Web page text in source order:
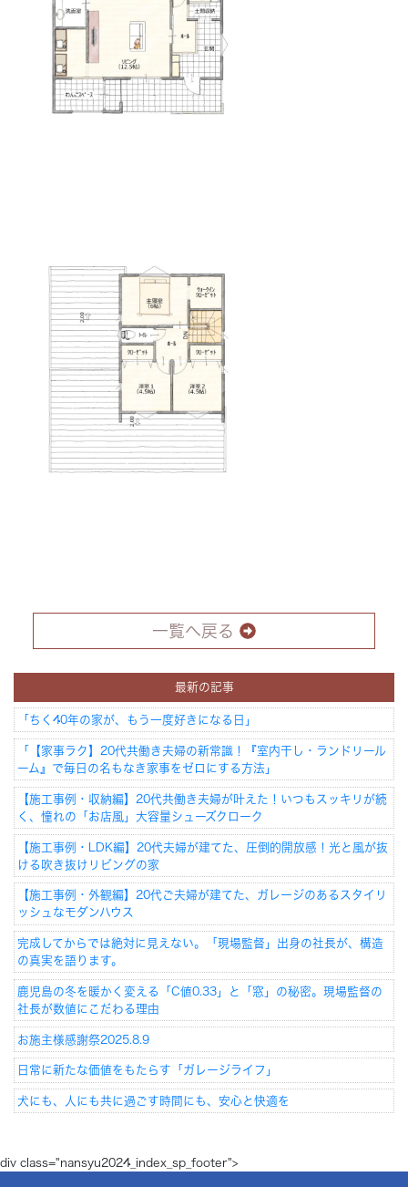
一覧へ戻る
最新の記事
「ちく40年の家が、もう一度好きになる日」
「【家事ラク】20代共働き夫婦の新常識！『室内干し・ランドリール
ーム』で毎日の名もなき家事をゼロにする方法」
【施工事例・収納編】20代共働き夫婦が叶えた！いつもスッキリが続
く、憧れの「お店風」大容量シューズクローク
【施工事例・LDK編】20代夫婦が建てた、圧倒的開放感！光と風が抜
ける吹き抜けリビングの家
【施工事例・外観編】20代ご夫婦が建てた、ガレージのあるスタイリ
ッシュなモダンハウス
完成してからでは絶対に見えない。「現場監督」出身の社長が、構造
の真実を語ります。
鹿児島の冬を暖かく変える「C値0.33」と「窓」の秘密。現場監督の
社長が数値にこだわる理由
お施主様感謝祭2025.8.9
日常に新たな価値をもたらす「ガレージライフ」
犬にも、人にも共に過ごす時間にも、安心と快適を
div class="nansyu2024_index_sp_footer">